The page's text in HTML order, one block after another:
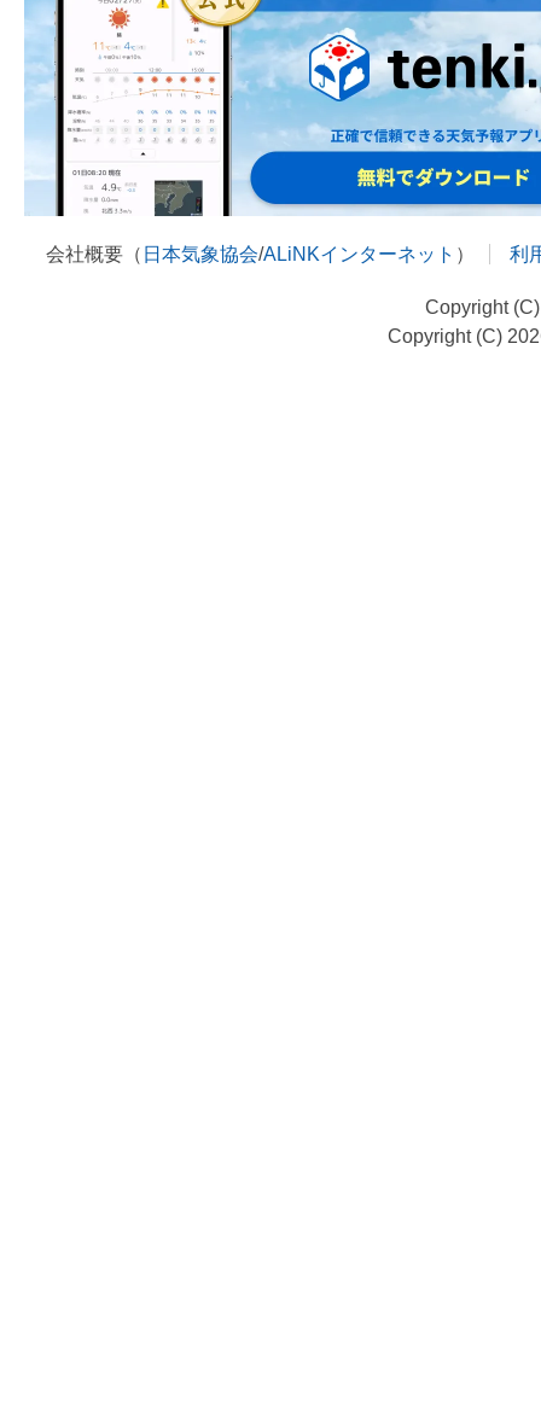
会社概要（ 日本気象協会/ALiNKインターネット ） 利
Copyright
Copyright (C)